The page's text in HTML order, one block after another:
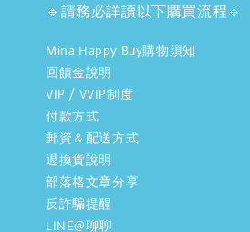
🔹請務必詳讀以下購買流程🔹
Mina Happy Buy購物須知
回饋金說明
VIP / VVIP制度
付款方式
郵資＆配送方式
退換貨說明
部落格文章分享
反詐騙提醒
LINE@聊聊